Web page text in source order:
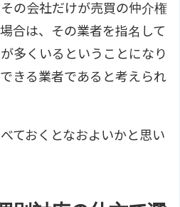
の会社だけが売買の仲介権
合は、その業者を指名して
多くいるということになり
きる業者であると考えられ
ておくとなおよいかと思い